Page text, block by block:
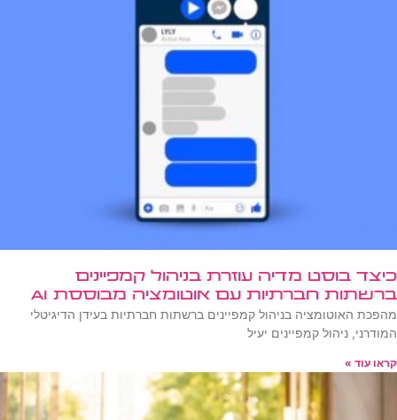
כיצד בוסט מדיה עוזרת בניהול קמפיינים
ברשתות חברתיות עם אוטומציה מבוססת AI
מהפכת האוטומציה בניהול קמפיינים ברשתות חברתיות בעידן הדיגיטלי
המודרני, ניהול קמפיינים יעיל
קראו עוד »